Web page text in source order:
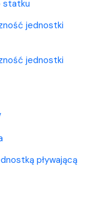
statku
jednostki
jednostki
pływającą